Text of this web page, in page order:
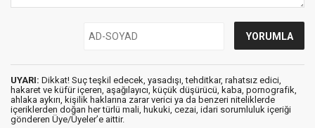
UYARI: Dikkat! Suç teşkil edecek, yasadışı, tehditkar, rahatsız edici,
hakaret ve küfür içeren, aşağılayıcı, küçük düşürücü, kaba, pornografik,
ahlaka aykırı, kişilik haklarına zarar verici ya da benzeri niteliklerde
içeriklerden doğan her türlü mali, hukuki, cezai, idari sorumluluk içeriği
gönderen Üye/Üyeler’e aittir.